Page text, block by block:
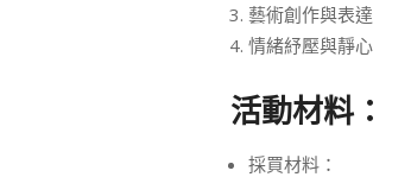
藝術創作與表達
情緒紓壓與靜心
活動材料：
採買材料：